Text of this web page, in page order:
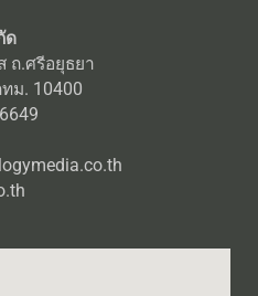
ด
ถ.ศรีอยุธยา
ม. 10400